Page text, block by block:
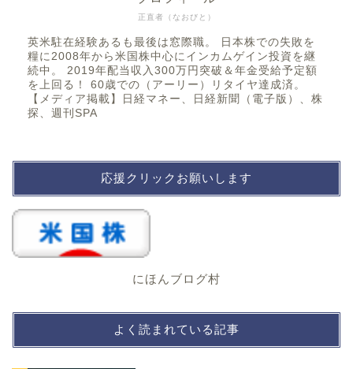
正直者（なおびと）
英米駐在経験あるも最後は窓際職。 日本株での失敗を
糧に2008年から米国株中心にインカムゲイン投資を継
続中。 2019年配当収入300万円突破＆年金受給予定額
を上回る！ 60歳での（アーリー）リタイヤ達成済。
【メディア掲載】日経マネー、日経新聞（電子版）、株
探、週刊SPA
応援クリックお願いします
にほんブログ村
よく読まれている記事